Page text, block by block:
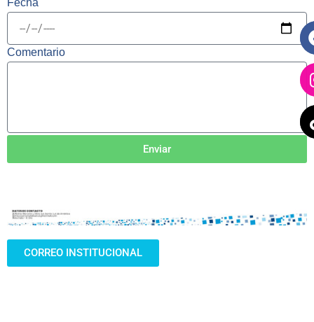
Fecha
Comentario
Enviar
CORREO INSTITUCIONAL